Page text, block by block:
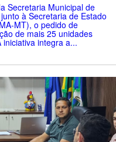
Secretaria Municipal de
à Secretaria de Estado
MT), o pedido de
de mais 25 unidades
integra a...